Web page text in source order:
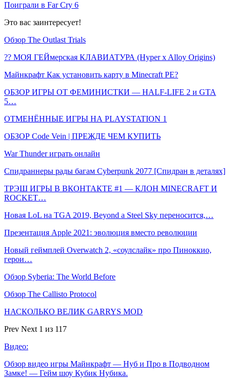
Поиграли в Far Cry 6
Это вас заинтересует!
Обзор The Outlast Trials
?️‍? МОЯ ГЕЙмерская КЛАВИАТУРА (Hyper x Alloy Origins)
Майнкрафт Как установить карту в Minecraft PE?
ОБЗОР ИГРЫ ОТ ФЕМИНИСТКИ — HALF-LIFE 2 и GTA
5…
ОТМЕНЁННЫЕ ИГРЫ НА PLAYSTATION 1
ОБЗОР Code Vein | ПРЕЖДЕ ЧЕМ КУПИТЬ
War Thunder играть онлайн
Спидраннеры рады багам Cyberpunk 2077 [Спидран в деталях]
ТРЭШ ИГРЫ В ВКОНТАКТЕ #1 — КЛОН MINECRAFT И
ROCKET…
Новая LoL на TGA 2019, Beyond a Steel Sky переносится,…
Презентация Apple 2021: эволюция вместо революции
Новый геймплей Overwatch 2, «соулслайк» про Пиноккио,
герои…
Обзор Syberia: The World Before
Обзор The Callisto Protocol
НАСКОЛЬКО ВЕЛИК GARRYS MOD
Prev Next 1 из 117
Видео:
Обзор видео игры Майнкрафт — Нуб и Про в Подводном
Замке! — Гейм шоу Кубик Нубика.